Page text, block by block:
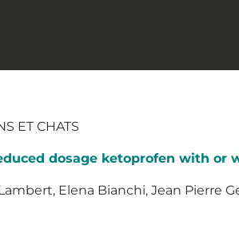
ET CHATS
dosage ketoprofen with
Elena Bianchi, Jean Pierre